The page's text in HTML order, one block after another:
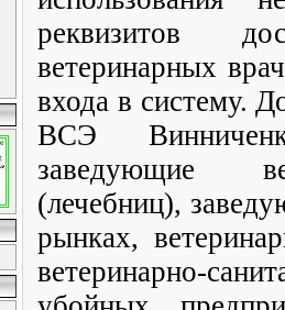
реквизитов
ветеринарных
входа в систему.
ВСЭ
заведующие
(лечебниц),
рынках,
ветеринарно-